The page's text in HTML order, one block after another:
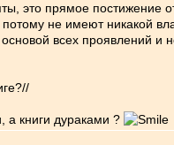
это прямое постижение
не имеют никакой
всех проявлений и
а книги дураками ?